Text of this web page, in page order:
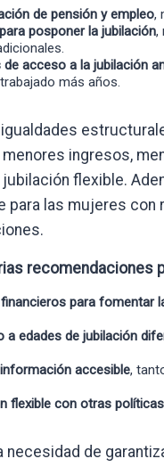
de pensión y empleo,
posponer la jubilación,
acceso a la jubilación
más años.
ingresos,
flexible.
para las mujeres
recomendaciones
para fomentar
a edades de jubilación
accesible,
flexible con otras
necesidad de